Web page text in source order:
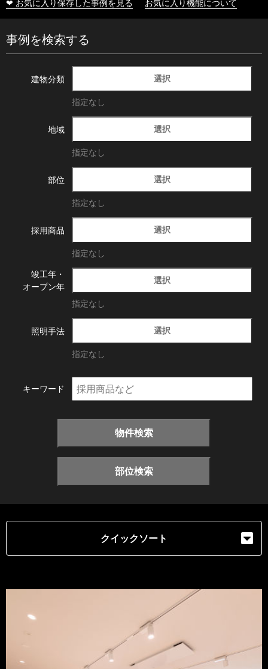
❤ お気に入り保存した事例を見る お気に入り機能について
事例を検索する
建物分類 選択
指定なし
地域 選択
指定なし
部位 選択
指定なし
採用商品 選択
指定なし
竣工年・
オープン年
選択
指定なし
照明手法 選択
指定なし
キーワード
物件検索
部位検索
クイックソート